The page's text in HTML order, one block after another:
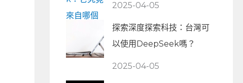
2025-04-05
探索深度探索科技：台灣可
以使用DeepSeek嗎？
2025-04-05